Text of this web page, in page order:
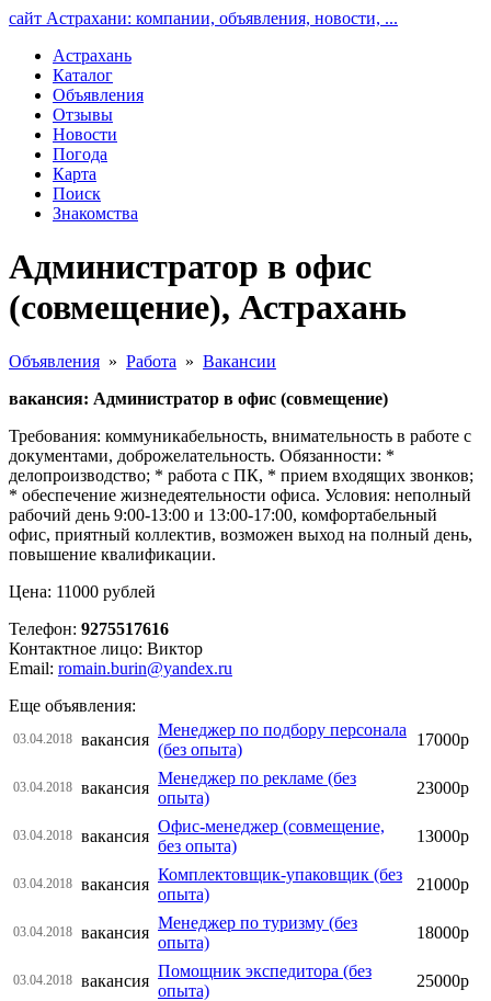
сайт Астрахани: компании, объявления, новости, ...
Астрахань
Каталог
Объявления
Отзывы
Новости
Погода
Карта
Поиск
Знакомства
Администратор в офис
(совмещение), Астрахань
Объявления » Работа » Вакансии
вакансия: Администратор в офис (совмещение)
Требования: коммуникабельность, внимательность в работе с
документами, доброжелательность. Обязанности: *
делопроизводствo; * работа с ПК, * прием входящих звонков;
* обеспечение жизнедеятельности офисa. Условия: неполный
рабочий день 9:00-13:00 и 13:00-17:00, комфортабельный
офис, приятный коллектив, возможен выход на полный день,
повышение квалификации.
Цена: 11000 рублей
Телефон: 9275517616
Контактное лицо: Виктор
Email: romain.burin@yandex.ru
Еще объявления:
03.04.2018 вакансия
Менеджер по подбору персонала
(без опыта)
17000р
03.04.2018 вакансия
Менеджер по рекламе (без
опыта)
23000р
03.04.2018 вакансия
Офис-менеджер (совмещение,
без опыта)
13000р
03.04.2018 вакансия
Комплектовщик-упаковщик (без
опыта)
21000р
03.04.2018 вакансия
Менеджер по туризму (без
опыта)
18000р
03.04.2018 вакансия
Помощник экспедитора (без
опыта)
25000р